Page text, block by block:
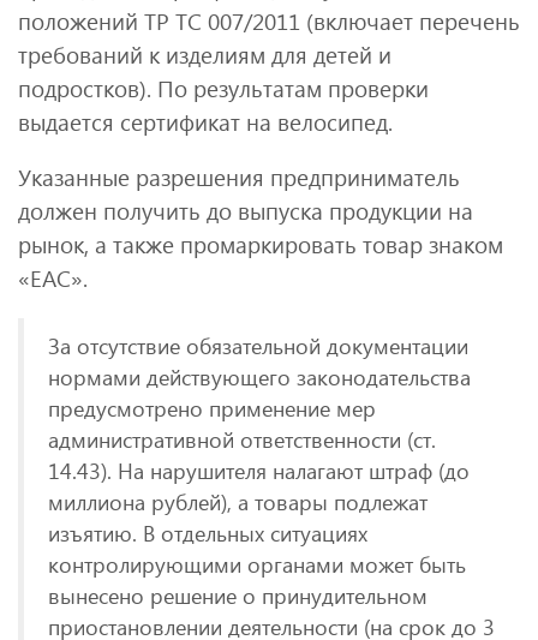
положений ТР ТС 007/2011 (включает перечень
требований к изделиям для детей и
подростков). По результатам проверки
выдается сертификат на велосипед.
Указанные разрешения предприниматель
должен получить до выпуска продукции на
рынок, а также промаркировать товар знаком
«ЕАС».
За отсутствие обязательной документации
нормами действующего законодательства
предусмотрено применение мер
административной ответственности (ст.
14.43). На нарушителя налагают штраф (до
миллиона рублей), а товары подлежат
изъятию. В отдельных ситуациях
контролирующими органами может быть
вынесено решение о принудительном
приостановлении деятельности (на срок до 3